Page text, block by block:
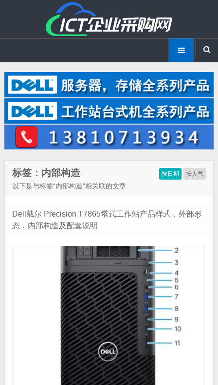
按日期 按人气
标签：内部构造
以下是与标签“内部构造”相关联的文章
Dell戴尔 Precision T7865塔式工作站产品样式，外部形
态，内部构造及配套说明